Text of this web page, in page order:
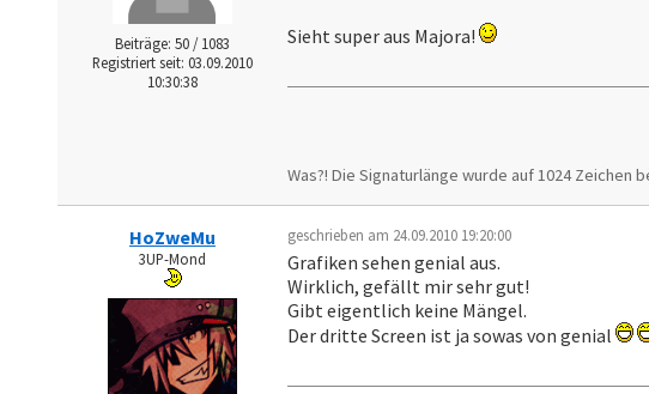
Beiträge: 50 / 1083
Registriert seit: 03.09.2010
10:30:38
Sieht super aus Majora!
Was?! Die Signaturlänge wurde auf 1024 Zeichen
HoZweMu
3UP-Mond
geschrieben am 24.09.2010 19:20:00
Grafiken sehen genial aus.
Wirklich, gefällt mir sehr gut!
Gibt eigentlich keine Mängel.
Der dritte Screen ist ja sowas von genial